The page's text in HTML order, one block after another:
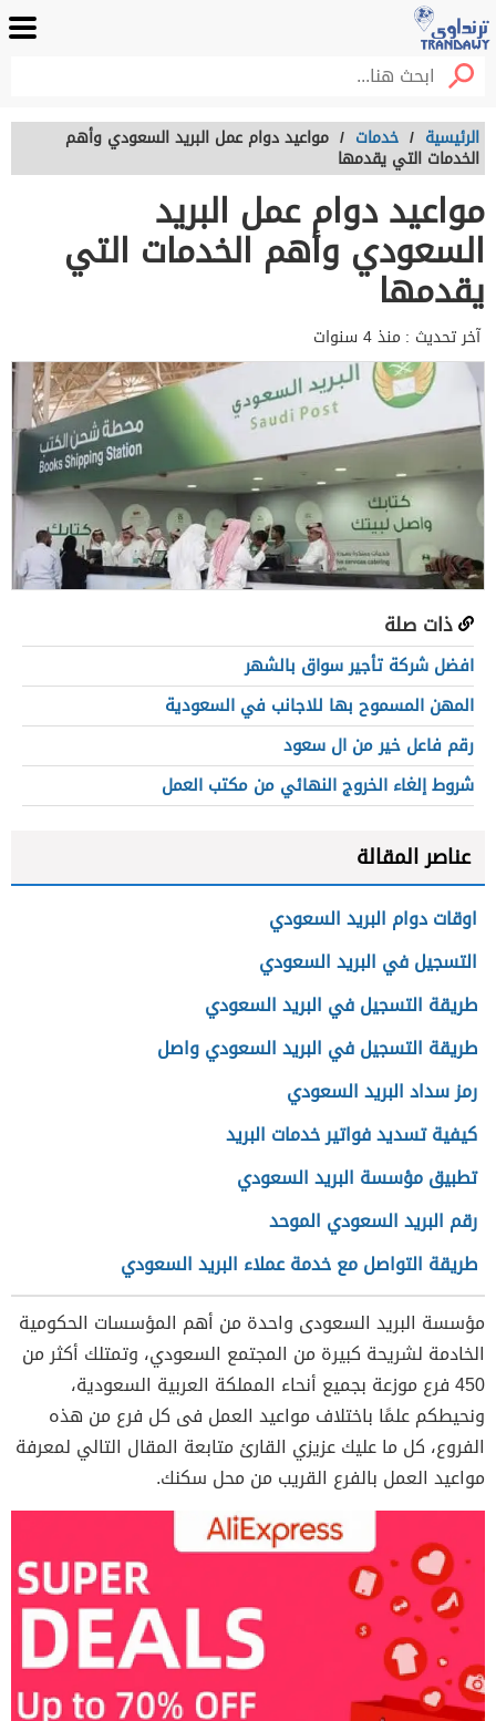
الرئيسية / خدمات / مواعيد دوام عمل البريد السعودي وأهم
الخدمات التي يقدمها
مواعيد دوام عمل البريد
السعودي وأهم الخدمات التي
يقدمها
آخر تحديث : منذ 4 سنوات
ذات صلة
افضل شركة تأجير سواق بالشهر
المهن المسموح بها للاجانب في السعودية
رقم فاعل خير من ال سعود
شروط إلغاء الخروج النهائي من مكتب العمل
عناصر المقالة
اوقات دوام البريد السعودي
التسجيل في البريد السعودي
طريقة التسجيل في البريد السعودي
طريقة التسجيل في البريد السعودي واصل
رمز سداد البريد السعودي
كيفية تسديد فواتير خدمات البريد
تطبيق مؤسسة البريد السعودي
رقم البريد السعودي الموحد
طريقة التواصل مع خدمة عملاء البريد السعودي
مؤسسة البريد السعودى واحدة من أهم المؤسسات الحكومية
الخادمة لشريحة كبيرة من المجتمع السعودي، وتمتلك أكثر من
450 فرع موزعة بجميع أنحاء المملكة العربية السعودية،
ونحيطكم علمًا باختلاف مواعيد العمل فى كل فرع من هذه
الفروع، كل ما عليك عزيزي القارئ متابعة المقال التالي لمعرفة
مواعيد العمل بالفرع القريب من محل سكنك.